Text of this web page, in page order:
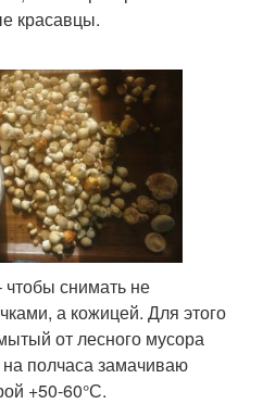
красавцы.
чтобы снимать не
а кожицей. Для этого
от лесного мусора
полчаса замачиваю
+50-60°С.